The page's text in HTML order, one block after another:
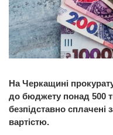
На Черкащині
до бюджету понад 500
безпідставно сплачені
вартістю.